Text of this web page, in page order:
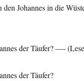
Johannes in die
der Täufer? —-
der Täufer?